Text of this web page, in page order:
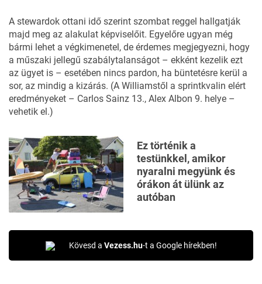
A stewardok ottani idő szerint szombat reggel hallgatják
majd meg az alakulat képviselőit. Egyelőre ugyan még
bármi lehet a végkimenetel, de érdemes megjegyezni, hogy
a műszaki jellegű szabálytalanságot – ekként kezelik ezt
az ügyet is – esetében nincs pardon, ha büntetésre kerül a
sor, az mindig a kizárás. (A Williamstől a sprintkvalin elért
eredményeket – Carlos Sainz 13., Alex Albon 9. helye –
vehetik el.)
Ez történik a
testünkkel, amikor
nyaralni megyünk és
órákon át ülünk az
autóban
Kövesd a Vezess.hu-t a Google hírekben!